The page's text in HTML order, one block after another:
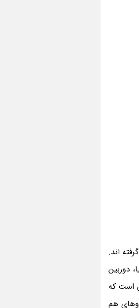
اند.
دوربین
است که
هم